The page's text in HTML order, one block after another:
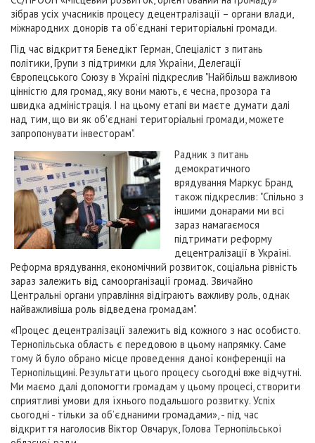
зібрав усіх учасників процесу децентралізації – органи влади,
міжнародних донорів та об’єднані територіальні громади.
Під час відкриття Бенедікт Герман, Спеціаліст з питань
політики, Групи з підтримки для України, Делегації
Європецського Союзу в Україні підкреслив "Найбільш важливою
цінністю для громад, яку вони мають, є чесна, прозора та
швидка адміністрація. І на цьому етапі ви маєте думати далі
над тим, що ви як об'єднані територіальні громади, можете
запропонувати інвесторам".
Радник з питань
демократичного
врядування Маркус Бранд
також підкреслив: "Спільно з
іншими донарами ми всі
зараз намагаємося
підтримати реформу
децентралізації в Україні.
Реформа врядування, економічний розвиток, соціальна рівність
зараз залежить від самоорганізації громад. Звичайно
Центральні органи управління відіграють важливу роль, однак
найважливіша роль відведена громадам".
«Процес децентралізації залежить від кожного з нас особисто.
Тернопільська область є передовою в цьому напрямку. Саме
тому й було обрано місце проведення даної конференції на
Тернопільщині. Результати цього процесу сьогодні вже відчутні.
Ми маємо далі допомогти громадам у цьому процесі, створити
сприятливі умови для їхнього подальшого розвитку. Успіх
сьогодні - тільки за об’єднаними громадами», - під час
відкриття наголосив Віктор Овчарук, Голова Тернопільської